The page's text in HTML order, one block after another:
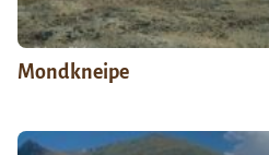
Mondkneipe